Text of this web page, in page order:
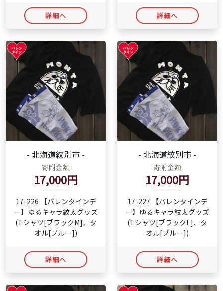
詳細へ 詳細へ
- 北海道紋別市 -
寄附金額
17,000円
17-226 【バレンタインデ
ー】ゆるキャラ紋太グッズ
(Tシャツ[ブラックM]、タ
オル[ブルー])
詳細へ
- 北海道紋別市 -
寄附金額
17,000円
17-227 【バレンタインデ
ー】ゆるキャラ紋太グッズ
(Tシャツ[ブラックL]、タ
オル[ブルー])
詳細へ